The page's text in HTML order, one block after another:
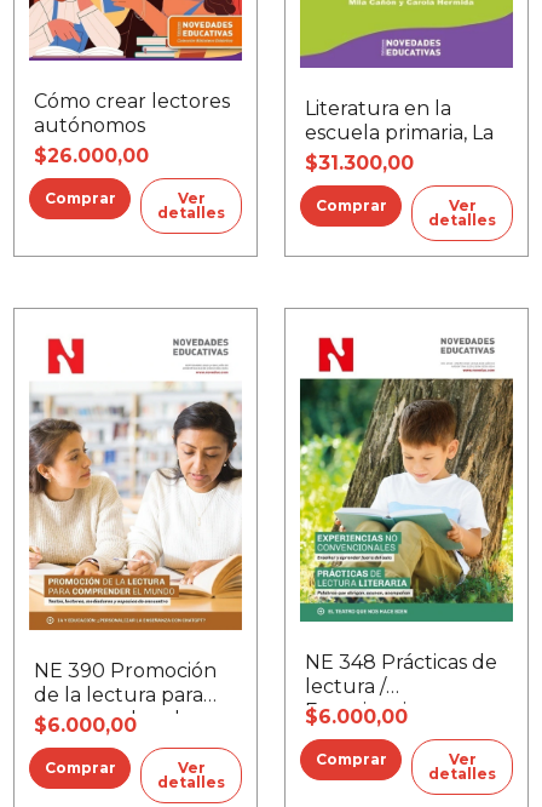
Cómo crear lectores
autónomos
$26.000,00
Ver
detalles
Literatura en la
escuela primaria, La
$31.300,00
Ver
detalles
NE 390 Promoción
de la lectura para
comprender el
mundo
$6.000,00
Ver
detalles
NE 348 Prácticas de
lectura /
Experiencias no
convencionales
$6.000,00
Ver
detalles